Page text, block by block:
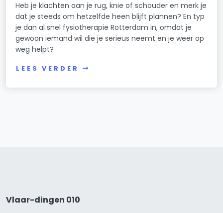
Heb je klachten aan je rug, knie of schouder en merk je
dat je steeds om hetzelfde heen blijft plannen? En typ
je dan al snel fysiotherapie Rotterdam in, omdat je
gewoon iemand wil die je serieus neemt en je weer op
weg helpt?
LEES VERDER
Vlaar-dingen 010